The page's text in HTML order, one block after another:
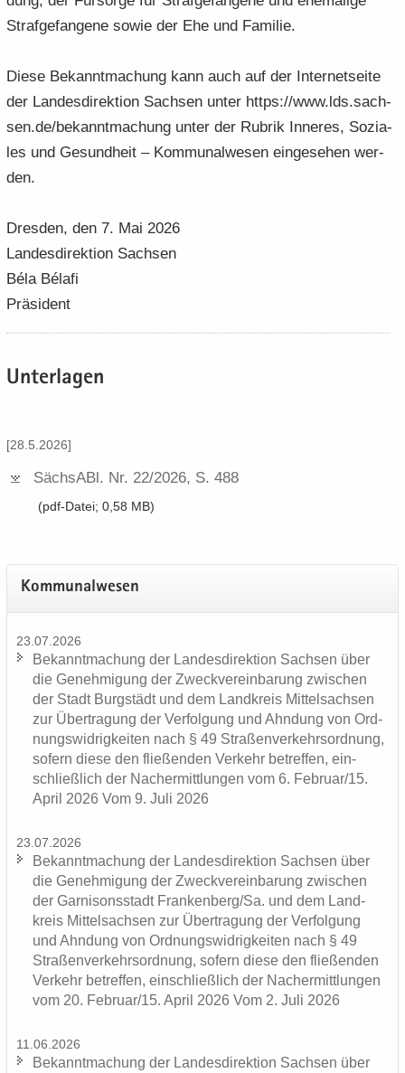
Straf­ge­fan­ge­ne sowie der Ehe und Fa­mi­lie.
Diese Be­kannt­ma­chung kann auch auf der In­ter­net­sei­te
der Lan­des­di­rek­ti­on Sach­sen unter https://www.lds.sach­
sen.de/be­kannt­ma­chung unter der Ru­brik In­ne­res, So­zia­
les und Ge­sund­heit – Kom­mu­nal­we­sen ein­ge­se­hen wer­
den.
Dres­den, den 7. Mai 2026
Lan­des­di­rek­ti­on Sach­sen
Béla Bélafi
Prä­si­dent
Un­ter­la­gen
[28.5.2026]
Sächs­ABl.​ Nr.​ 22/​2026, S.​ 488
(pdf-​Datei; 0,58 MB)
Kom­mu­nal­we­sen
23.07.2026
Be­kannt­ma­chung der Lan­des­di­rek­ti­on Sach­sen über
die Ge­neh­mi­gung der Zweck­ver­ein­ba­rung zwi­schen
der Stadt Burg­städt und dem Land­kreis Mit­tel­sach­sen
zur Über­tra­gung der Ver­fol­gung und Ahn­dung von Ord­
nungs­wid­rig­kei­ten nach § 49 Stra­ßen­ver­kehrs­ord­nung,
so­fern diese den flie­ßen­den Ver­kehr be­tref­fen, ein­
schließ­lich der Nacher­mitt­lun­gen vom 6. Fe­bru­ar/15.
April 2026 Vom 9. Juli 2026
23.07.2026
Be­kannt­ma­chung der Lan­des­di­rek­ti­on Sach­sen über
die Ge­neh­mi­gung der Zweck­ver­ein­ba­rung zwi­schen
der Gar­ni­sons­stadt Fran­ken­berg/Sa. und dem Land­
kreis Mit­tel­sach­sen zur Über­tra­gung der Ver­fol­gung
und Ahn­dung von Ord­nungs­wid­rig­kei­ten nach § 49
Stra­ßen­ver­kehrs­ord­nung, so­fern diese den flie­ßen­den
Ver­kehr be­tref­fen, ein­schließ­lich der Nacher­mitt­lun­gen
vom 20. Fe­bru­ar/15. April 2026 Vom 2. Juli 2026
11.06.2026
Be­kannt­ma­chung der Lan­des­di­rek­ti­on Sach­sen über